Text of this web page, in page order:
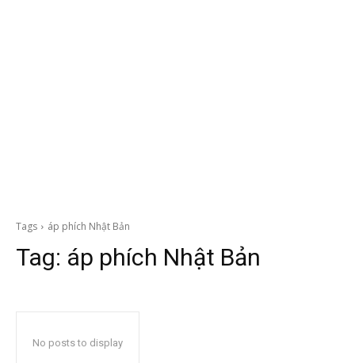
Tags áp phích Nhật Bản
Tag: áp phích Nhật Bản
No posts to display